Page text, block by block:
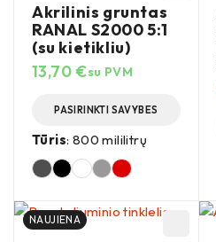
Akrilinis gruntas
RANAL S2000 5:1
(su kietikliu)
13,70€su PVM
PASIRINKTI SAVYBES
Tūris: 800 mililitrų
NAUJIENA